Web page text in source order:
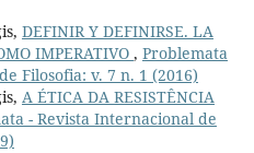
DEFINIR Y DEFINIRSE. LA
IMPERATIVO , Problemata
Filosofia: v. 7 n. 1 (2016)
A ÉTICA DA RESISTÊNCIA
- Revista Internacional de